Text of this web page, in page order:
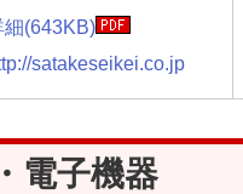
細(643KB)
satakeseikei.co.jp
電子機器